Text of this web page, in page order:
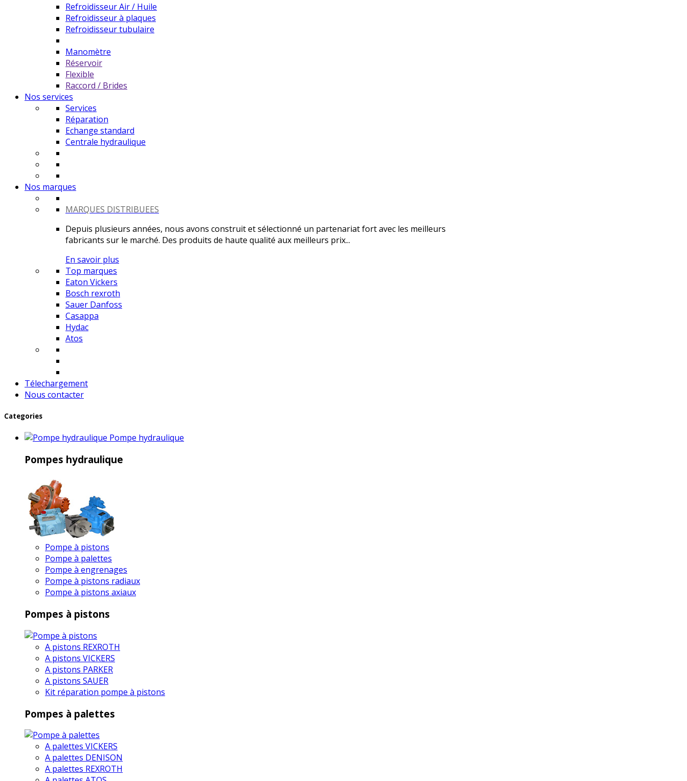
Refroidisseur Air / Huile
Refroidisseur à plaques
Refroidisseur tubulaire
Manomètre
Réservoir
Flexible
Raccord / Brides
Nos services
Services
Réparation
Echange standard
Centrale hydraulique
Nos marques
MARQUES DISTRIBUEES
Depuis plusieurs années, nous avons construit et sélectionné un partenariat fort avec les meilleurs
fabricants sur le marché. Des produits de haute qualité aux meilleurs prix...
En savoir plus
Top marques
Eaton Vickers
Bosch rexroth
Sauer Danfoss
Casappa
Hydac
Atos
Télechargement
Nous contacter
Categories
Pompe hydraulique
Pompes hydraulique
Pompe à pistons
Pompe à palettes
Pompe à engrenages
Pompe à pistons radiaux
Pompe à pistons axiaux
Pompes à pistons
A pistons REXROTH
A pistons VICKERS
A pistons PARKER
A pistons SAUER
Kit réparation pompe à pistons
Pompes à palettes
A palettes VICKERS
A palettes DENISON
A palettes REXROTH